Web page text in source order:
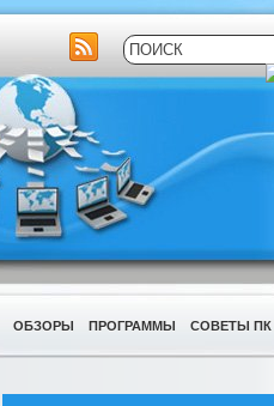
ОБЗОРЫ ПРОГРАММЫ СОВЕТЫ ПК